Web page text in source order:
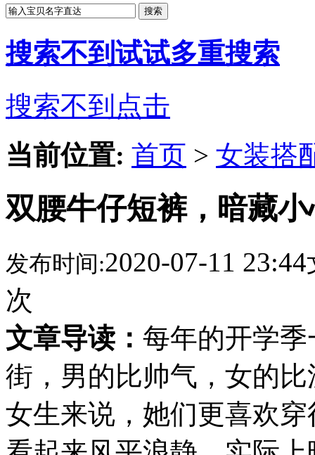
搜索
搜索不到试试多重搜索
搜索不到点击
当前位置: 首页 > 女装搭
双腰牛仔短裤，暗藏
发布时间:2020-07-11 23:44
次
文章导读： 每年的开学
街，男的比帅气，女的
女生来说，她们更喜欢